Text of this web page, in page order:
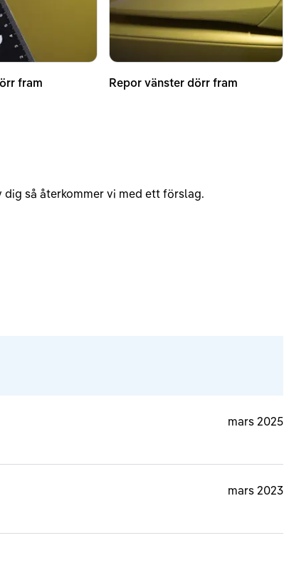
fram Repor vänster dörr fram
så återkommer vi med ett förslag.
mars 2025
mars 2023